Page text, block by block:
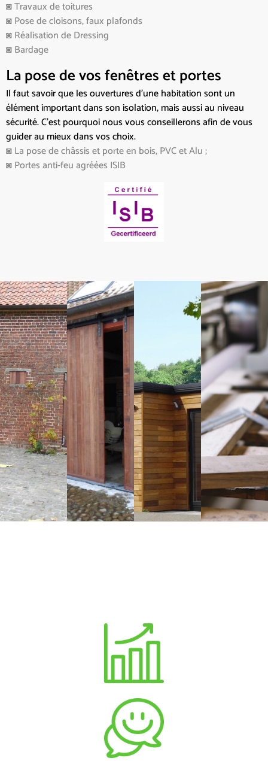
◙ Travaux de toitures
◙ Pose de cloisons, faux plafonds
◙ Réalisation de Dressing
◙ Bardage
La pose de vos fenêtres et portes
Il faut savoir que les ouvertures d’une habitation sont un
élément important dans son isolation, mais aussi au niveau
sécurité. C’est pourquoi nous vous conseillerons afin de vous
guider au mieux dans vos choix.
◙ La pose de châssis et porte en bois, PVC et Alu ;
◙ Portes anti-feu agréées ISIB
Structure familiale